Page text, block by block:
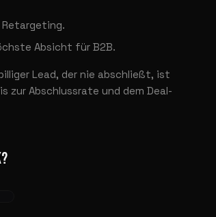
Absicht für B2B.
Lead, der nie abschließt, ist
zur Abschlussrate und dem Deal-